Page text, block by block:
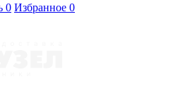
0 Избранное 0